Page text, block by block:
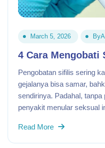
March 5, 2026 By
4 Cara Mengobati
Pengobatan sifilis sering
gejalanya bisa samar,
sendirinya. Padahal, tanpa
penyakit menular seksual
Read More